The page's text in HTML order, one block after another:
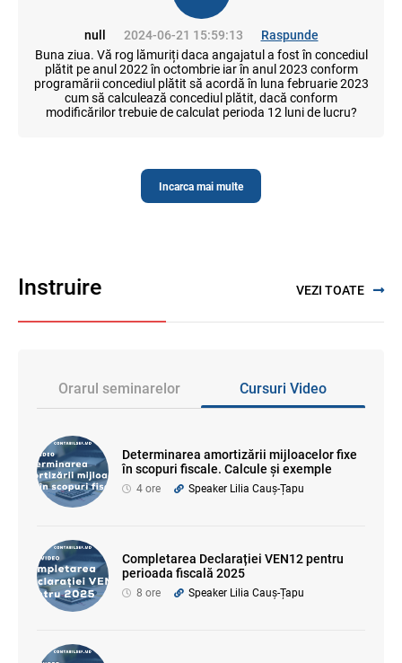
null 2024-06-21 15:59:13
Raspunde
Buna ziua. Vă rog lămuriți daca angajatul a fost în concediul
plătit pe anul 2022 în octombrie iar în anul 2023 conform
programării concediul plătit să acordă în luna februarie 2023
cum să calculează concediul plătit, dacă conform
modificărilor trebuie de calculat perioda 12 luni de lucru?
Incarca mai multe
Instruire VEZI TOATE
Orarul seminarelor Cursuri Video
Determinarea amortizării mijloacelor fixe
în scopuri fiscale. Calcule și exemple
4 ore Speaker Lilia Cauș-Țapu
Completarea Declarației VEN12 pentru
perioada fiscală 2025
8 ore Speaker Lilia Cauș-Țapu